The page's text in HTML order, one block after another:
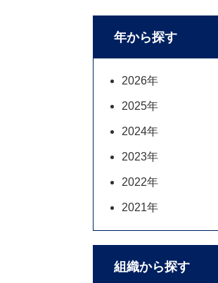
年から探す
2026年
2025年
2024年
2023年
2022年
2021年
組織から探す